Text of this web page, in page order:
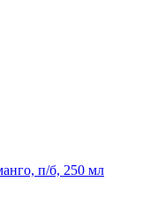
п/б, 250 мл